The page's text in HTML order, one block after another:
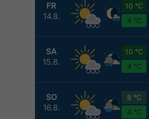
FR
14.8.
10 °C
4 °C
SA
15.8.
10 °C
4 °C
SO
16.8.
8 °C
4 °C